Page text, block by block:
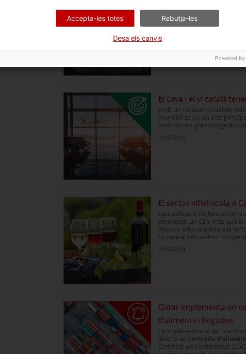
Els argentins valoren els
varietats mediterrànies són
se amb marca i tradició
El cava i el vi català
Amb un consum anual de
mundial de vi i un dels
però encara gran marge de
31/07/2025
El sector vitivinícola a
L’actualització de l’ecosistema
empreses, un 62% més que
d’euros, xifra que dobla la
La meitat dels cellers i
08/07/2024
Qatar implementa un
d'aliments i begudes
La implementació del nou
directe en l'entrada
Certificat de Conformitat
Accepta-les totes Rebutja-les
Desa els canvis
Powered by